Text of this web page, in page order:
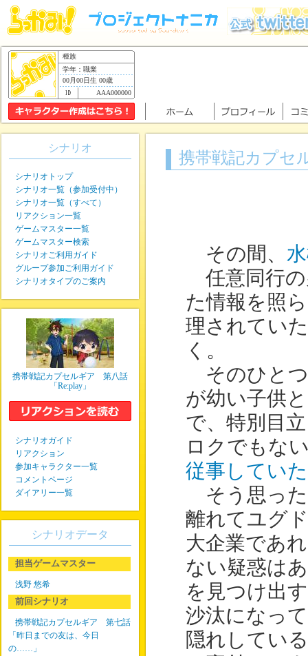
種族
学年：職業
00月00日生 00歳
AAA000000
携帯戦記カプセ
その間、
任意同行の
た情報を照
理されてい
く。
そのひとつ
が幼い子供
で、特別目
ロクでもな
従事してい
そう思った
離れてユグ
大企業であ
ない疑惑は
を見つけ出
沙汰になっ
隠れしてい
シナリオ
シナリオトップ
シナリオ一覧（参加受付中）
シナリオ一覧（すべて）
リアクション一覧
ゲームマスター一覧
ゲームマスター検索
シナリオご利用ガイド
グループ参加ご利用ガイド
シナリオタイプのご案内
携帯戦記カプセルギア 第八話
「Re:play」
シナリオガイド
リアクション
参加キャラクター一覧
コメントページ
ダイアリー一覧
シナリオデータ
担当ゲームマスター
浅野 悠希
前回シナリオ
携帯戦記カプセルギア 第七話
「昨日までの友は、今日
の……」